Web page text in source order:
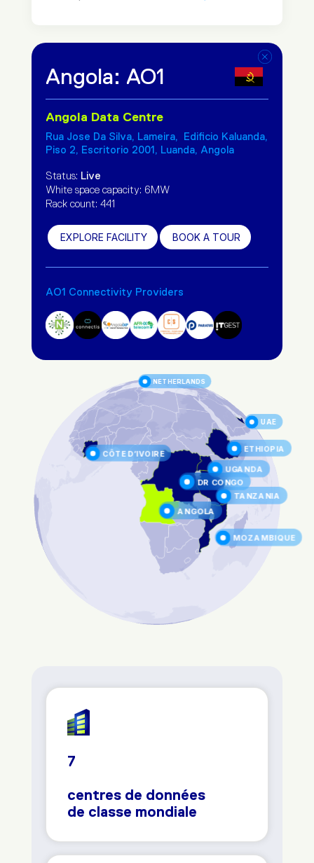
Angola: AO1
Angola Data Centre
Rua Jose Da Silva, Lameira, Edificio Kaluanda,
Piso 2, Escritorio 2001, Luanda, Angola
Status: Live
White space capacity: 6MW
Rack count: 441
EXPLORE FACILITY BOOK A TOUR
AO1 Connectivity Providers
ANGOLA
DR CONGO
ETHIOPIA
CÔTE D’IVOIRE
MOZAMBIQUE
TANZANIA
UGANDA
NETHERLANDS
UAE
7
centres de données
de classe mondiale